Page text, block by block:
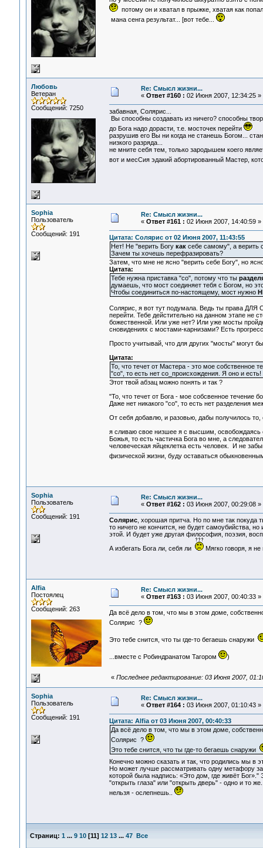
потому он и хватал в прыжке, хватая как
мана сенга результат... [вот тебе...
Любовь
Ветеран
Сообщений: 7250
Re: Смысл жизни...
« Ответ #160 : 02 Июня 2007, 12:34:25 »
забавная, Солярис...
Вы способны создавать из ничего? способны
до Бога надо дорасти, т.е. мосточек перейти
разрушив его Вы ни когда не станешь Богом...
низкого разряда...
не мните себя тем, только зародышем коего
вот и месСия эдакий абортированный Мастер,
Sophia
Пользователь
Сообщений: 191
Re: Смысл жизни...
« Ответ #161 : 02 Июня 2007, 14:40:59 »
Цитата: Солярис от 02 Июня 2007, 11:43:55
Нет! Не "верить Богу каксебе самому", а верить
Зачем ты хочешь перефразировать?
Затем, что мне не ясно "верить себе Богу", но
Цитата:
Тебе нужна приставка "со", потому что ты
думаешь, что мост соединяет тебя с Богом, но
Чтобы соединиться по-настоящему, мост нужно
Солярис, я вот тут подумала. Ведь ты права
перейти. Тебе дейстительно на данном этапе не
божественной. Или уже нет? Или уже мосты
сновидениях с мостами-карнизами? Есть
Просто учитывай, что для других "мосты" могут
Цитата:
То, что течет от Мастера - это мое собственное
"со", то есть нет со_происхождения. Я оно и есть!
Этот твой абзац можно понять и так ?
"То, что течет от Бога - мое собсвенное течение
Даже нет никакого "со", то есть нет
От себя добавлю, и разовью, дабы получилось то,
я сливаю свое низшее я с высшим, освобождаясь
Божья, то есть частичка Бога во мне, а
человеческая яйцеклетка есть человек. И не
физической жизни, буду оставаться
Sophia
Пользователь
Сообщений: 191
Re: Смысл жизни...
« Ответ #162 : 03 Июня 2007, 00:29:08 »
Солярис, хорошая притча. Но по мне так покуда
то ничего не кончится, не будет самоубийства,
этой. И будет уже другая философия, поэзия,
А избегать Бога ли, себя ли
Мягко говоря, я не
Alfia
Постоялец
Сообщений: 263
Re: Смысл жизни...
« Ответ #163 : 03 Июня 2007, 00:40:33 »
Да всё дело в том, что мы в этом доме,
Солярис ?
Это тебе снится, что ты где-то бегаешь снаружи
...вместе с Робиндранатом Тагором )
« Последнее редактирование: 03 Июня 2007,
Sophia
Пользователь
Сообщений: 191
Re: Смысл жизни...
« Ответ #164 : 03 Июня 2007, 01:10:43 »
Цитата: Alfia от 03 Июня 2007, 00:40:33
Да всё дело в том, что мы в этом доме,
Солярис ?
Это тебе снится, что ты где-то бегаешь снаружи
Конечно можно сказать и так, что родились мы в
Но может лучше рассматривать одну метафору
которой была надпись: «Это дом, где живёт
"открыть глаза" или "открыть дверь" - одно и то
нельзя - ослепнешь..
Страниц: 1 ... 9 10[11] 12 13 ... 47 Все